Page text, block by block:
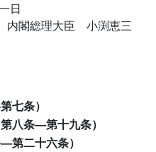
日
内閣総理大臣 小渕恵三
七条）
八条―第十九条）
第二十六条）